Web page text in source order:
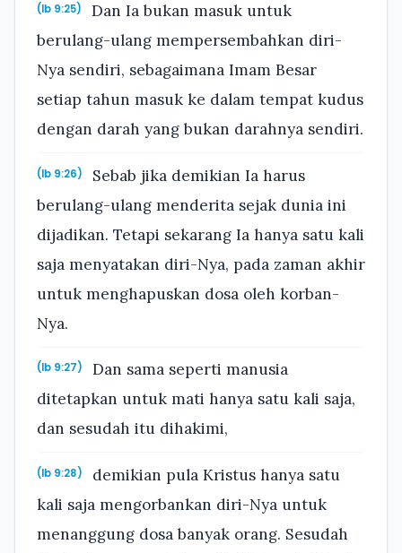
(Ib 9:25)
Dan Ia bukan masuk untuk
berulang-ulang mempersembahkan diri-
Nya sendiri, sebagaimana Imam Besar
setiap tahun masuk ke dalam tempat kudus
dengan darah yang bukan darahnya sendiri.
(Ib 9:26)
Sebab jika demikian Ia harus
berulang-ulang menderita sejak dunia ini
dijadikan. Tetapi sekarang Ia hanya satu kali
saja menyatakan diri-Nya, pada zaman akhir
untuk menghapuskan dosa oleh korban-
Nya.
(Ib 9:27)
Dan sama seperti manusia
ditetapkan untuk mati hanya satu kali saja,
dan sesudah itu dihakimi,
(Ib 9:28)
demikian pula Kristus hanya satu
kali saja mengorbankan diri-Nya untuk
menanggung dosa banyak orang. Sesudah